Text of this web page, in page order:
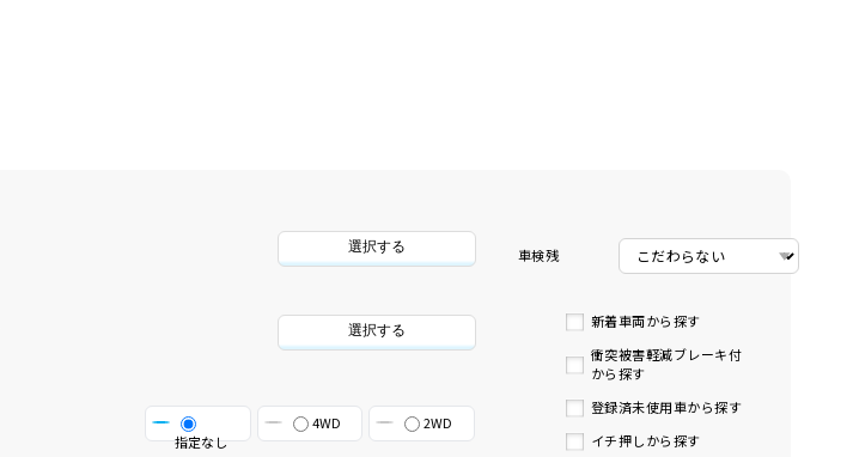
選択する
選択する
指定なし
4WD 2WD
車検残
新着車両から探す
衝突被害軽減ブレーキ付
から探す
登録済未使用車から探す
イチ押しから探す